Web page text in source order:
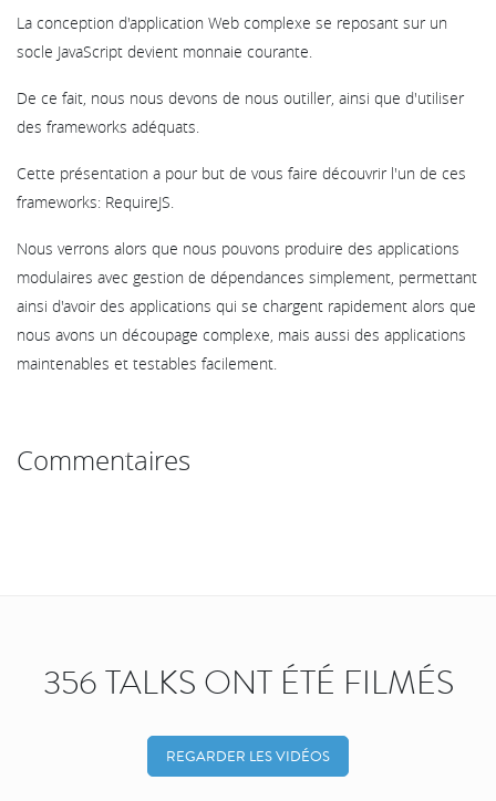
La conception d'application Web complexe se reposant sur un
socle JavaScript devient monnaie courante.
De ce fait, nous nous devons de nous outiller, ainsi que d'utiliser
des frameworks adéquats.
Cette présentation a pour but de vous faire découvrir l'un de ces
frameworks: RequireJS.
Nous verrons alors que nous pouvons produire des applications
modulaires avec gestion de dépendances simplement, permettant
ainsi d'avoir des applications qui se chargent rapidement alors que
nous avons un découpage complexe, mais aussi des applications
maintenables et testables facilement.
Commentaires
356 TALKS ONT ÉTÉ FILMÉS
REGARDER LES VIDÉOS